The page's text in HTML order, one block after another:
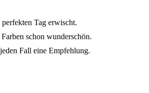
Tag erwischt.
schon wunderschön.
Fall eine Empfehlung.